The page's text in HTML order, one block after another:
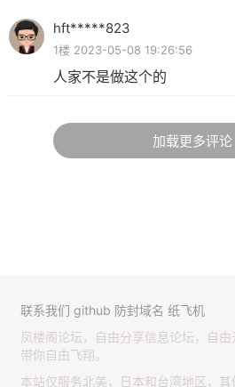
hft*****823
1楼 2023-05-08 19:26:56
人家不是做这个的
加载更多评论
联系我们 github 防封域名 纸飞机
凤楼阁论坛，自由分享信息论坛，自
带你自由飞翔。
本站仅服务北美，日本和台湾地区，